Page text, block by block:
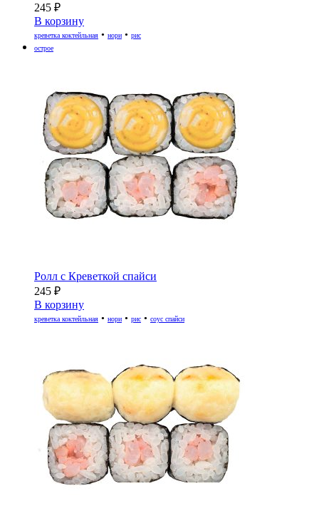
245 ₽
В корзину
креветка коктейльная • нори • рис
острое
Ролл с Креветкой спайси
245 ₽
В корзину
креветка коктейльная • нори • рис • соус спайси